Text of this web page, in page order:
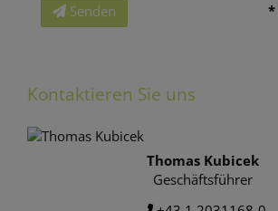
Senden *
Kontaktieren Sie uns
Thomas Kubicek
Geschäftsführer